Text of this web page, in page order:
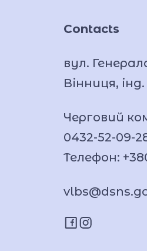
Contacts
вул.
Вінниця, інд.
Черговий
0432-52-09-
Телефон: